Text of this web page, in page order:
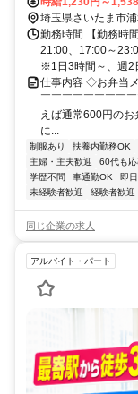
京浜東北線 さいた
分
埼玉県さいたま市
勤務時間 【勤務時
21:00、17:00～
※1日3時間～、週2
仕事内容 ◇お弁当
￣￣￣￣￣￣￣￣
えば通常600円の
に...
制服あり 扶養内勤務OK
主婦・主夫歓迎
60代も
学歴不問
車通勤OK 即
未経験者歓迎
経験者歓迎
同じ企業の求人
アルバイト・パート